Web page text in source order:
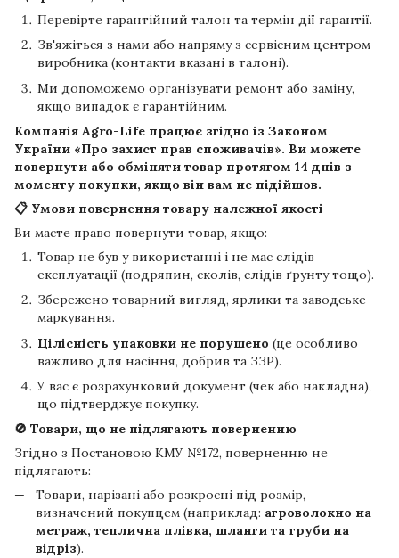
Перевірте гарантійний талон та термін дії гарантії.
Зв'яжіться з нами або напряму з сервісним центром
виробника (контакти вказані в талоні).
Ми допоможемо організувати ремонт або заміну,
якщо випадок є гарантійним.
Компанія Agro-Life працює згідно із Законом
України «Про захист прав споживачів». Ви можете
повернути або обміняти товар протягом 14 днів з
моменту покупки, якщо він вам не підійшов.
📋 Умови повернення товару належної якості
Ви маєте право повернути товар, якщо:
Товар не був у використанні і не має слідів
експлуатації (подряпин, сколів, слідів ґрунту тощо).
Збережено товарний вигляд, ярлики та заводське
маркування.
Цілісність упаковки не порушено (це особливо
важливо для насіння, добрив та ЗЗР).
У вас є розрахунковий документ (чек або накладна),
що підтверджує покупку.
🚫 Товари, що не підлягають поверненню
Згідно з Постановою КМУ №172, поверненню не
підлягають:
Товари, нарізані або розкроєні під розмір,
визначений покупцем (наприклад: агроволокно на
метраж, теплична плівка, шланги та труби на
відріз).